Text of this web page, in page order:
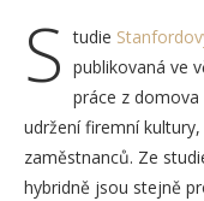
S tudie
publikovaná ve
práce z domova
udržení firemní
zaměstnanců. Ze
hybridně jsou stejně